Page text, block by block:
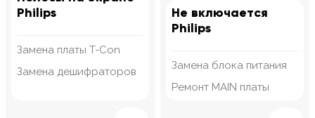
Philips
Замена платы T-Con
Замена дешифраторов
Не включается
Philips
Замена блока питания
Ремонт MAIN платы